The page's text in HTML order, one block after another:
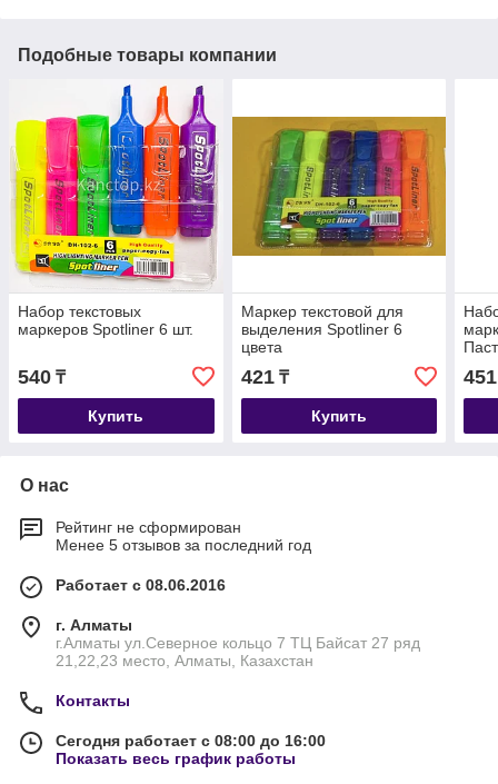
Подобные товары компании
Набор текстовых
маркеров Spotliner 6 шт.
540 ₸
Купить
Маркер текстовой для
выделения Spotliner 6
цвета
421₸
Купить
451
О нас
Рейтинг не сформирован
Менее 5 отзывов за последний год
Работает с 08.06.2016
г. Алматы
г.Алматы ул.Северное кольцо 7 ТЦ Байсат 27 ряд
21,22,23 место, Алматы, Казахстан
Контакты
Сегодня работает с 08:00 до 16:00
Показать весь график работы